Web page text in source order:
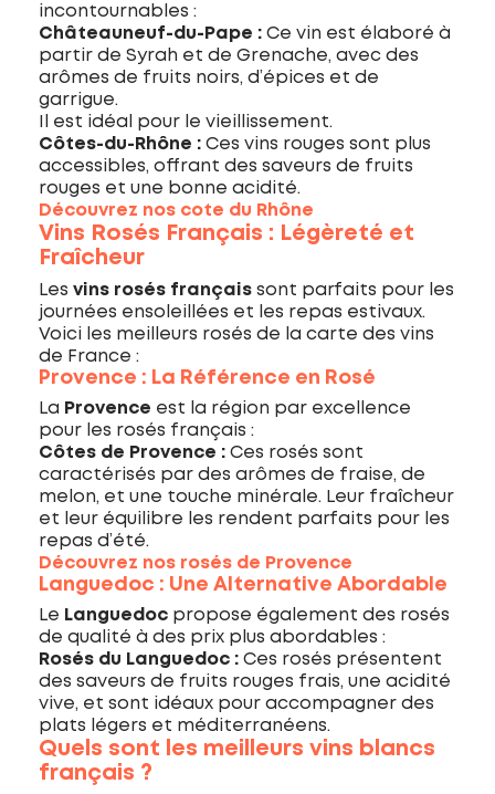
incontournables :
Châteauneuf-du-Pape : Ce vin est élaboré à
partir de Syrah et de Grenache, avec des
arômes de fruits noirs, d’épices et de
garrigue.
Il est idéal pour le vieillissement.
Côtes-du-Rhône : Ces vins rouges sont plus
accessibles, offrant des saveurs de fruits
rouges et une bonne acidité.
Découvrez nos cote du Rhône
Vins Rosés Français : Légèreté et
Fraîcheur
Les vins rosés français sont parfaits pour les
journées ensoleillées et les repas estivaux.
Voici les meilleurs rosés de la carte des vins
de France :
Provence : La Référence en Rosé
La Provence est la région par excellence
pour les rosés français :
Côtes de Provence : Ces rosés sont
caractérisés par des arômes de fraise, de
melon, et une touche minérale. Leur fraîcheur
et leur équilibre les rendent parfaits pour les
repas d’été.
Découvrez nos rosés de Provence
Languedoc : Une Alternative Abordable
Le Languedoc propose également des rosés
de qualité à des prix plus abordables :
Rosés du Languedoc : Ces rosés présentent
des saveurs de fruits rouges frais, une acidité
vive, et sont idéaux pour accompagner des
plats légers et méditerranéens.
Quels sont les meilleurs vins blancs
français ?